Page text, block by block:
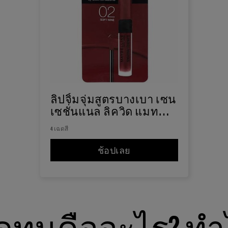
ลิปจิ้มจุ่มสูตรบางเบา เซน
เซชั่นแนล ลิควิด แมท
แบบซอง LIP LIQUID
4 เฉดสี
ช้อปเลย